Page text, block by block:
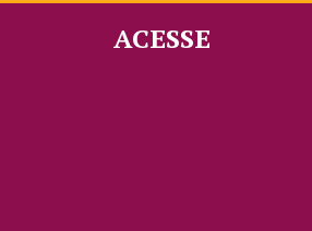
ACESSE